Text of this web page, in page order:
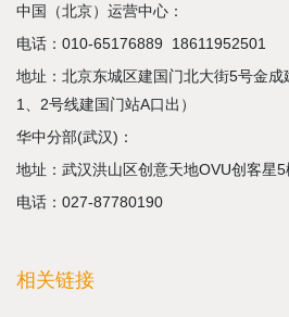
中国（北京）运营中心：
电话： 010-65176889 18611952501
地址：北京东城区建国门北大街5号金
1、2号线建国门站A口出）
华中分部(武汉)：
地址：武汉洪山区创意天地OVU创客星5
电话：027-87780190
相关链接